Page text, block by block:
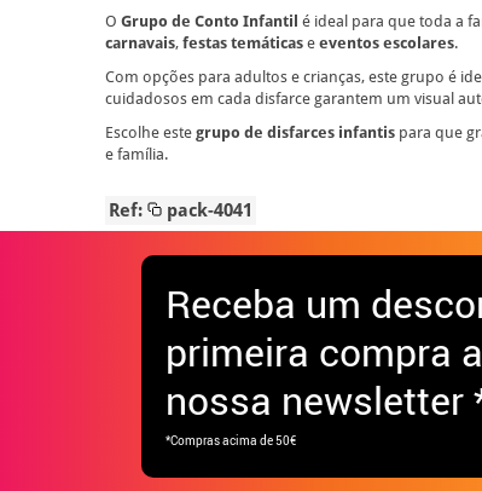
O Grupo de Conto Infantil é ideal para que toda a
carnavais, festas temáticas e eventos escolares.
Com opções para adultos e crianças, este grupo é
cuidadosos em cada disfarce garantem um visual
Escolhe este grupo de disfarces infantis para que
e família.
Ref: pack-4041
Receba um
primeira compra
nossa newsletter
*Compras acima de 50€